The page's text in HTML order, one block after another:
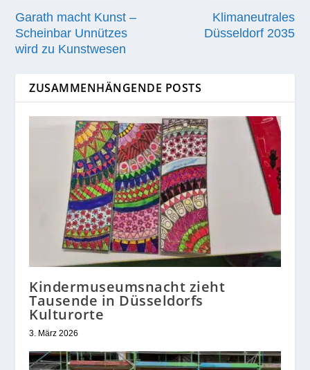
Garath macht Kunst –
Scheinbar Unnützes
wird zu Kunstwesen
Klimaneutrales
Düsseldorf 2035
ZUSAMMENHÄNGENDE POSTS
Kindermuseumsnacht zieht
Tausende in Düsseldorfs
Kulturorte
3. März 2026